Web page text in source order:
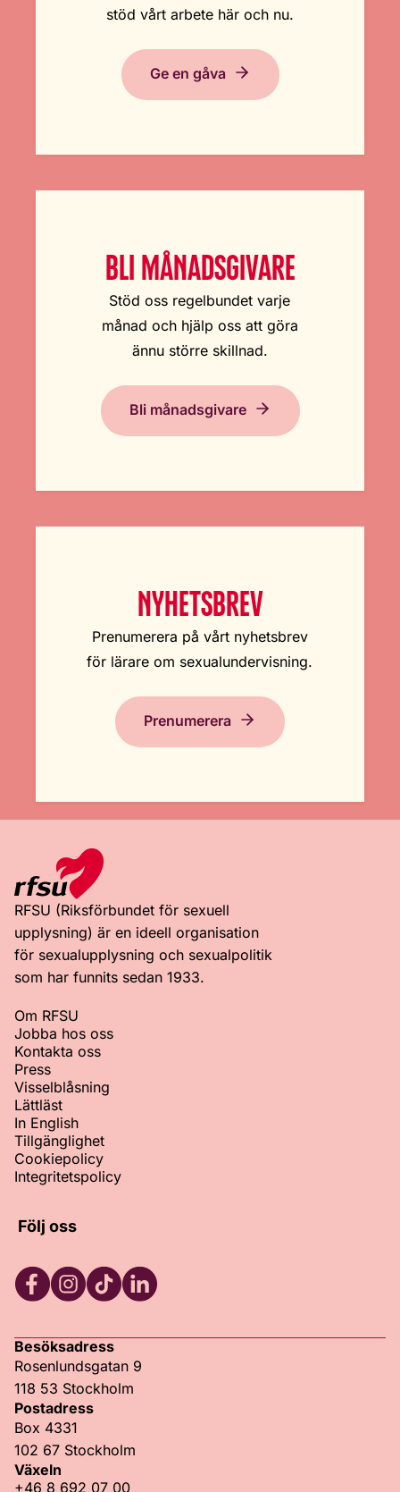
stöd vårt arbete här och nu.
Ge en gåva
BLI MÅNADSGIVARE
Stöd oss regelbundet varje
månad och hjälp oss att göra
ännu större skillnad.
Bli månadsgivare
NYHETSBREV
Prenumerera på vårt nyhetsbrev
för lärare om sexualundervisning.
Prenumerera
RFSU (Riksförbundet för sexuell
upplysning) är en ideell organisation
för sexualupplysning och sexualpolitik
som har funnits sedan 1933.
Om RFSU
Jobba hos oss
Kontakta oss
Press
Visselblåsning
Lättläst
In English
Tillgänglighet
Cookiepolicy
Integritetspolicy
Följ oss
Besöksadress
Rosenlundsgatan 9
118 53 Stockholm
Postadress
Box 4331
102 67 Stockholm
Växeln
+46 8 692 07 00